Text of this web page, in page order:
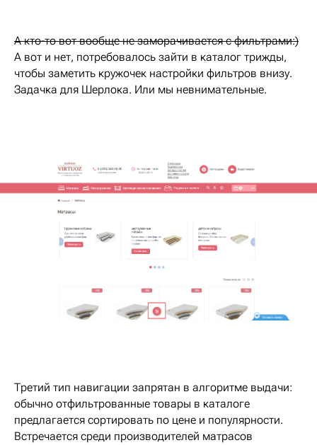
А кто-то вот вообще не заморачивается с фильтрами:)
А вот и нет, потребовалось зайти в каталог трижды,
чтобы заметить кружочек настройки фильтров внизу.
Задачка для Шерлока. Или мы невнимательные.
Третий тип навигации запрятан в алгоритме выдачи:
обычно отфильтрованные товары в каталоге
предлагается сортировать по цене и популярности.
Встречается среди производителей матрасов